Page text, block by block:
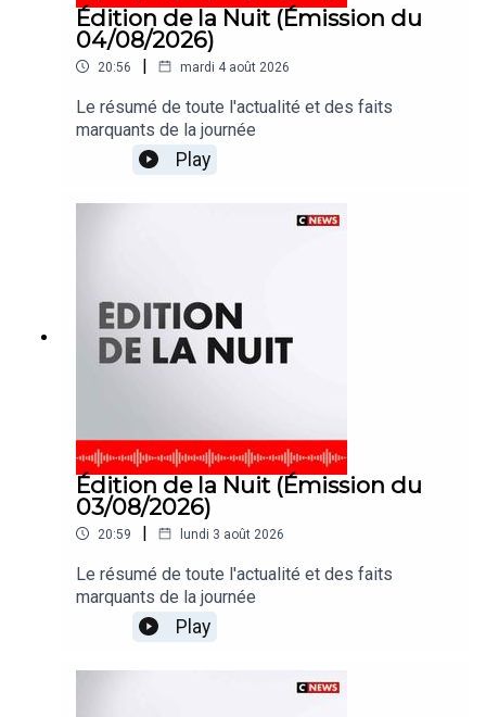
Édition de la Nuit (Émission du
04/08/2026)
20:56 | mardi 4 août 2026
Le résumé de toute l'actualité et des faits
marquants de la journée
Play
Édition de la Nuit (Émission du
03/08/2026)
20:59 | lundi 3 août 2026
Le résumé de toute l'actualité et des faits
marquants de la journée
Play